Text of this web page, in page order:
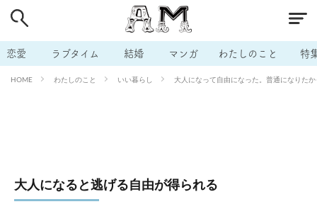
恋愛 ラブタイム 結婚 マンガ わたしのこと 特
HOME わたしのこと いい暮らし 大人になって自由になった。普通になりた
大人になると逃げる自由が得られる
# 男の本音 # セフレ
# 不倫 # 出会う方法 # マッチングアプリ
# ラブグッズ # 体の相性 # イケない